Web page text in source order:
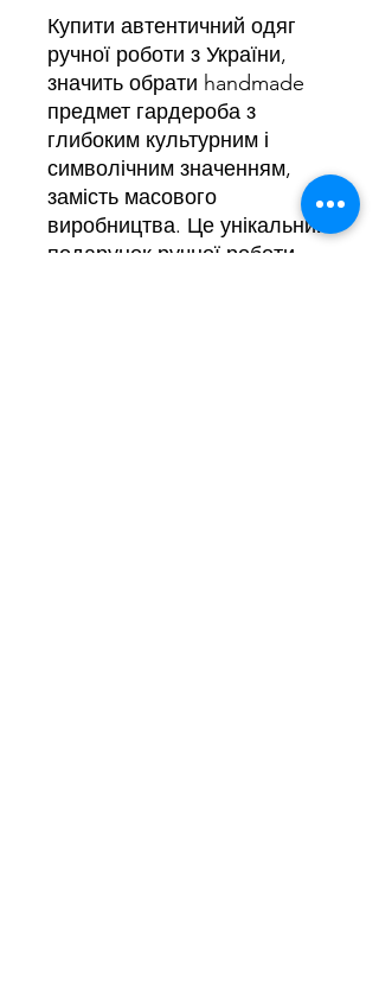
Купити автентичний одяг
ручної роботи з України,
значить обрати handmade
предмет гардероба з
глибоким культурним і
символічним значенням,
замість масового
виробництва. Це унікальний
подарунок ручної роботи